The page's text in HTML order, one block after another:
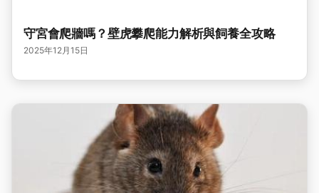
守宮會爬牆嗎？壁虎攀爬能力解析與飼養全攻略
2025年12月15日